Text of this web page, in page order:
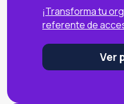
¡Transforma tu
referente de
Ver